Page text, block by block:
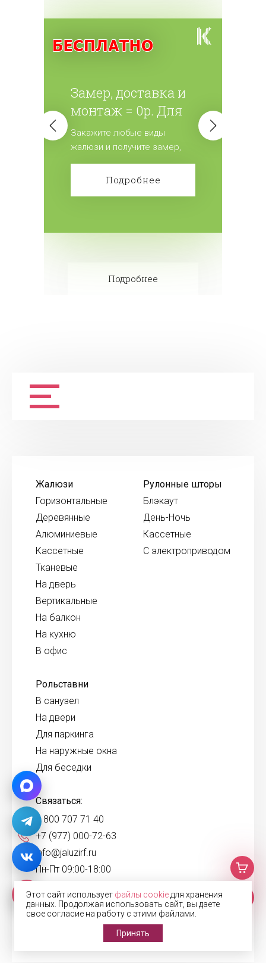
Замер, доставка и
монтаж = 0р. Для
всех жалюзи.
Закажите любые виды
жалюзи и получите замер,
доставку и монтаж
бесплатно! Сделайте заказ!
Подробнее
Подробнее
Жалюзи
Горизонтальные
Деревянные
Алюминиевые
Кассетные
Тканевые
На дверь
Вертикальные
На балкон
На кухню
В офис
Рулонные шторы
Блэкаут
День-Ночь
Кассетные
С электроприводом
Рольставни
В санузел
На двери
Для паркинга
На наружные окна
Для беседки
Связаться:
8 800 707 71 40
+7 (977) 000-72-63
info@jaluzirf.ru
Пн-Пт 09:00-18:00
Этот сайт использует файлы cookie для хранения
данных. Продолжая использовать сайт, вы даете
свое согласие на работу с этими файлами.
Принять